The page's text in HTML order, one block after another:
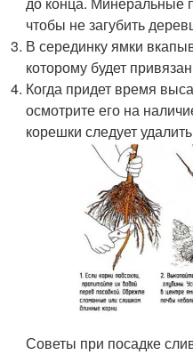
чтобы не загубить
В серединку ямки
которому будет
Когда придет время
осмотрите его на
корешки следует
Советы при посадке